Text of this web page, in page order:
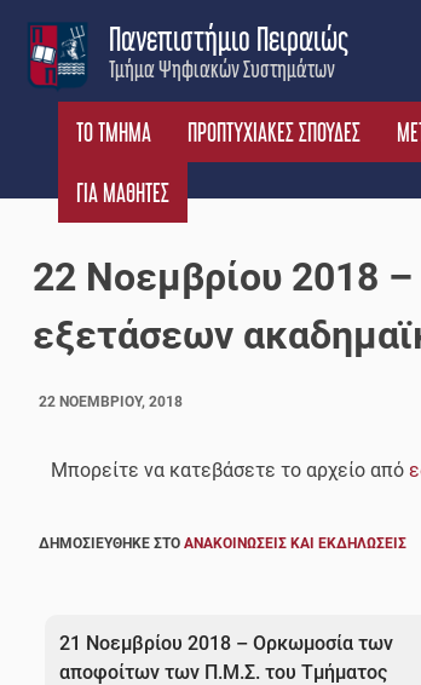
content
Τμήμα Ψηφιακών Συστημάτων
Πανεπιστήμιο Πειραιώς
ΤΟ ΤΜΗΜΑ ΠΡΟΠΤΥΧΙΑΚΕΣ ΣΠΟΥΔΕΣ
ΓΙΑ ΜΑΘΗΤΕΣ
22 Νοεμβρίου 2018
εξετάσεων
22 ΝΟΕΜΒΡΊΟΥ, 2018
Μπορείτε να κατεβάσετε το αρχείο από
ΔΗΜΟΣΙΕΎΘΗΚΕ ΣΤΟ ΑΝΑΚΟΙΝΏΣΕΙΣ ΚΑΙ ΕΚΔΗΛΏΣΕΙΣ
άρθρων
21 Νοεμβρίου 2018 – Ορκωμοσία των
αποφοίτων των Π.Μ.Σ. του Τμήματος